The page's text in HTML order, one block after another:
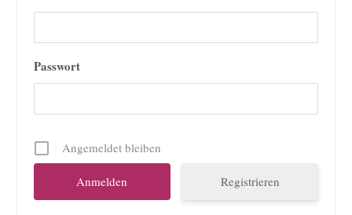
Passwort
Angemeldet bleiben
Registrieren